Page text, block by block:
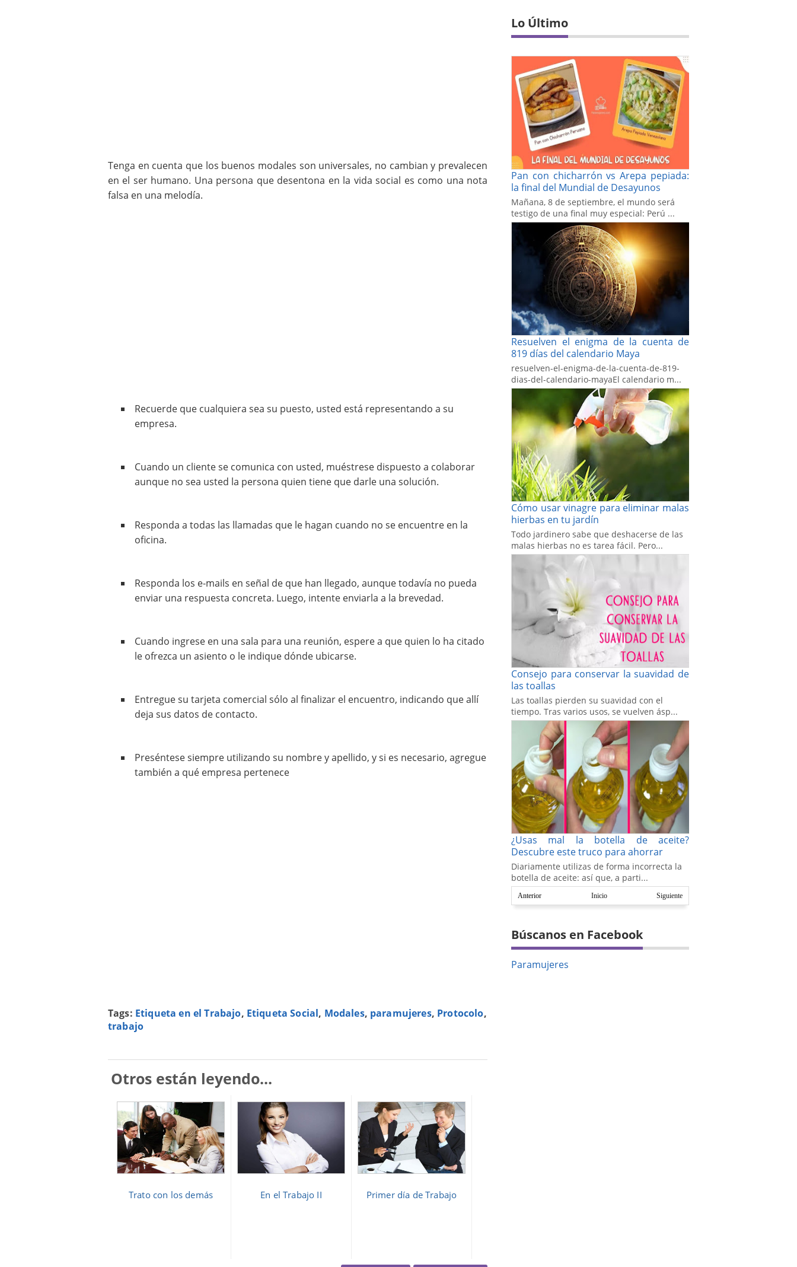
Tenga en cuenta que los buenos modales son universales, no cambian y prevalecen
en el ser humano. Una persona que desentona en la vida social es como una nota
falsa en una melodía.
Recuerde que cualquiera sea su puesto, usted está representando a su
empresa.
Cuando un cliente se comunica con usted, muéstrese dispuesto a colaborar
aunque no sea usted la persona quien tiene que darle una solución.
Responda a todas las llamadas que le hagan cuando no se encuentre en la
oficina.
Responda los e-mails en señal de que han llegado, aunque todavía no pueda
enviar una respuesta concreta. Luego, intente enviarla a la brevedad.
Cuando ingrese en una sala para una reunión, espere a que quien lo ha citado
le ofrezca un asiento o le indique dónde ubicarse.
Entregue su tarjeta comercial sólo al finalizar el encuentro, indicando que allí
deja sus datos de contacto.
Preséntese siempre utilizando su nombre y apellido, y si es necesario, agregue
también a qué empresa pertenece
Tags: Etiqueta en el Trabajo, Etiqueta Social, Modales, paramujeres, Protocolo,
trabajo
Otros están leyendo...
Trato con los demás En el Trabajo II Primer día de Trabajo
Lo Último
Pan con chicharrón vs Arepa pepiada:
la final del Mundial de Desayunos
Mañana, 8 de septiembre, el mundo será
testigo de una final muy especial: Perú ...
Resuelven el enigma de la cuenta de
819 días del calendario Maya
resuelven-el-enigma-de-la-cuenta-de-819-
dias-del-calendario-mayaEl calendario m...
Cómo usar vinagre para eliminar malas
hierbas en tu jardín
Todo jardinero sabe que deshacerse de las
malas hierbas no es tarea fácil. Pero...
Consejo para conservar la suavidad de
las toallas
Las toallas pierden su suavidad con el
tiempo. Tras varios usos, se vuelven ásp...
¿Usas mal la botella de aceite?
Descubre este truco para ahorrar
Diariamente utilizas de forma incorrecta la
botella de aceite: así que, a parti...
Anterior Siguiente
Inicio
Búscanos en Facebook
Paramujeres